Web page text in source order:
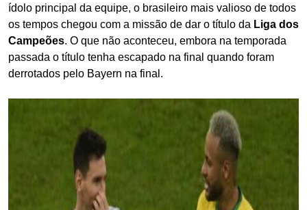
ídolo principal da equipe, o brasileiro mais valioso de todos
os tempos chegou com a missão de dar o título da Liga dos
Campeões. O que não aconteceu, embora na temporada
passada o título tenha escapado na final quando foram
derrotados pelo Bayern na final.